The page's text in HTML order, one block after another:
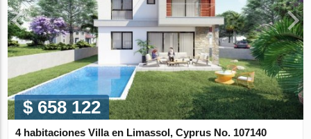
$ 658 122
4 habitaciones Villa en Limassol, Cyprus No. 107140